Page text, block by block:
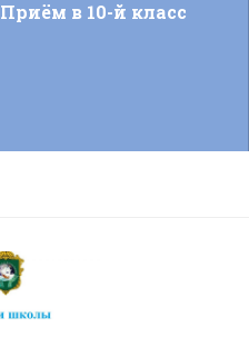
Приём в 10-й класс